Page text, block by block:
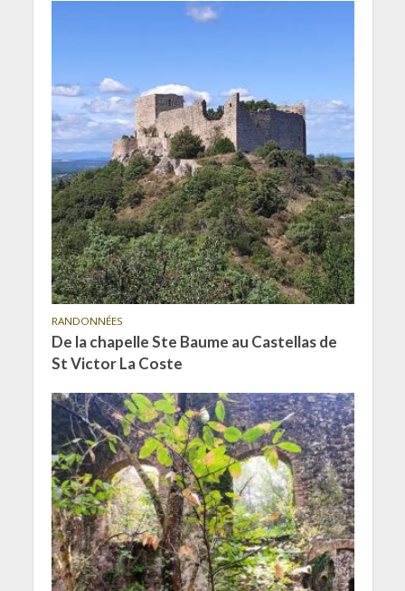
RANDONNÉES
De la chapelle Ste Baume au Castellas de
St Victor La Coste